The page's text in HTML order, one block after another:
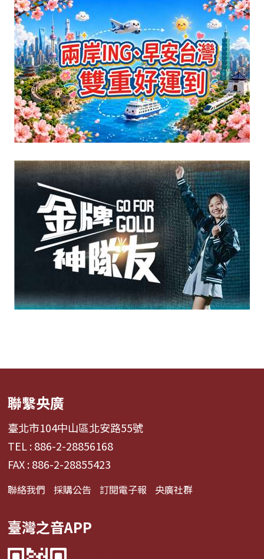
聯繫央廣
臺北市104中山區北安路55號
TEL : 886-2-28856168
FAX : 886-2-28855423
聯絡我們 採購公告 訂閱電子報 央廣社群
臺灣之音APP